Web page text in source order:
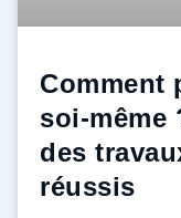
Comment
soi-même
des
réussis